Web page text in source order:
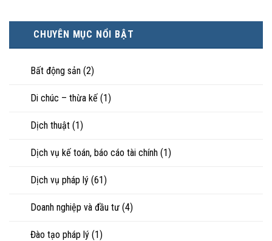
nào?
trực
tiếp
nuôi
hạnh
phúc:
Góc
tài
chấp
CHUYÊN MỤC NỔI BẬT
Bất động sản (2)
Di chúc – thừa kế (1)
Dịch thuật (1)
Dịch vụ kế toán, báo cáo tài chính (1)
Dịch vụ pháp lý (61)
Doanh nghiệp và đầu tư (4)
Đào tạo pháp lý (1)